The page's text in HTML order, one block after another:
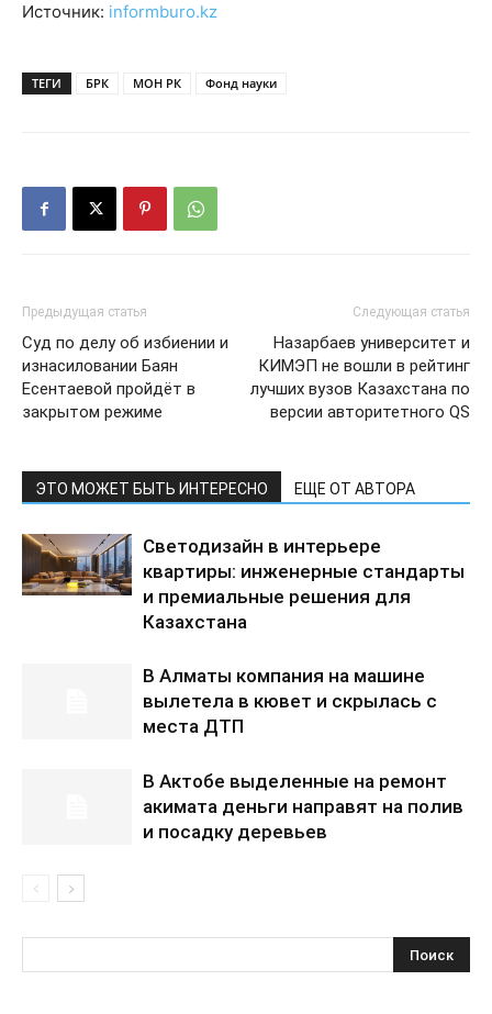
Источник: informburo.kz
ТЕГИ БРК МОН РК Фонд науки
Предыдущая статья
Суд по делу об избиении и
изнасиловании Баян
Есентаевой пройдёт в
закрытом режиме
Следующая статья
Назарбаев университет и
КИМЭП не вошли в рейтинг
лучших вузов Казахстана по
версии авторитетного QS
ЭТО МОЖЕТ БЫТЬ ИНТЕРЕСНО ЕЩЕ ОТ АВТОРА
Светодизайн в интерьере
квартиры: инженерные стандарты
и премиальные решения для
Казахстана
В Алматы компания на машине
вылетела в кювет и скрылась с
места ДТП
В Актобе выделенные на ремонт
акимата деньги направят на полив
и посадку деревьев